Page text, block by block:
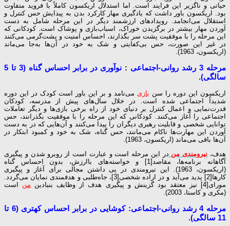
حیاتی و ناگزیر این فرایند است. اما استدلال اریکسون کاملاً با فروید متفاوت
بود. اریکسون باور داشت که یادگیری مهار کارکرد بدن به پیدایش حس کنترل و
استقلال می‌انجامد. رویدادهای ارزشمند دیگر در این مرحله شامل به دست
آوردن مهار بیشتر در برگزیدن خوراک، اسباب‌بازی و پوشاک است. کودکانی که
این مرحله را با موفقیت پشت سر بگذارند، احساس امنیت و پشت‌گرمی می‌کنند
در غیر این صورت، حس بی‌کفایتی و شک به خود در آن‌ها به‌جا می‌ماند
(اریکسون، 1963).
مرحله 3 رشد روانی-اجتماعی :
نوآوری در برابر احساس گناه (3 تا 5
سالگی).
اریکسون این دوره را سن بازی می‌نامد و بر این باور است کودک در این دوره
شدیداً اجتماعی شده است. در خلال سال‌های پیش از مدرسه، کودکان
قدرت‌نمایی و اعمال کنترل بر دنیای خود از راه برخی بازی‌ها و دیگر تعاملات
اجتماعی را آغاز می‌کنند. کودکانی که این مرحله را با موفقیت بگذرانند، حس
توانایی شخصی و قابلیت رهبری دیگران را پیدا می‌کنند و آن‌هایی که در به دست
آوردن این مهارت‌ها ناکام می‌مانند، حس گناه، شک به خود و کمبود ابتکار در
آن‌ها باقی می‌ماند (اریکسون، 1963).
هدف، نیرومندی من در این مرحله است و عبارت است از روبرو شدن و پیگیری
آگاهانه برنامه‌ها، مقاصد[1] و خواسته‌های باارزش، بدون احساس گناه
(اریکسون، 1963). این نیرومندی در پی داشتن مجالی برای آغاز و پیگیری
کارها[2] پدید می‌آید و در اراده شخصی[3]، جاه‌طلبی و هدفمندی نمایان می‌گردد.
مورای[4] نیز معتقد بود گزینش و پی­گیری هدف از وظایف بنیادین
من است
(مکری و کاستا، 2003).
مرحله 4 رشد روانی-اجتماعی: کوشایی در برابر احساس کهتری (6 تا
11 سالگی).